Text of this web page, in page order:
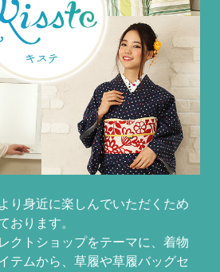
り身近に楽しんでいただくため
おります。
クトショップをテーマに、着物
テムから、草履や草履バッグセ